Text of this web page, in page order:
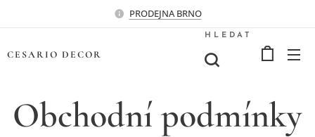
PRODEJNA BRNO
CESARIO DECOR
HLEDAT
Obchodní podmínky